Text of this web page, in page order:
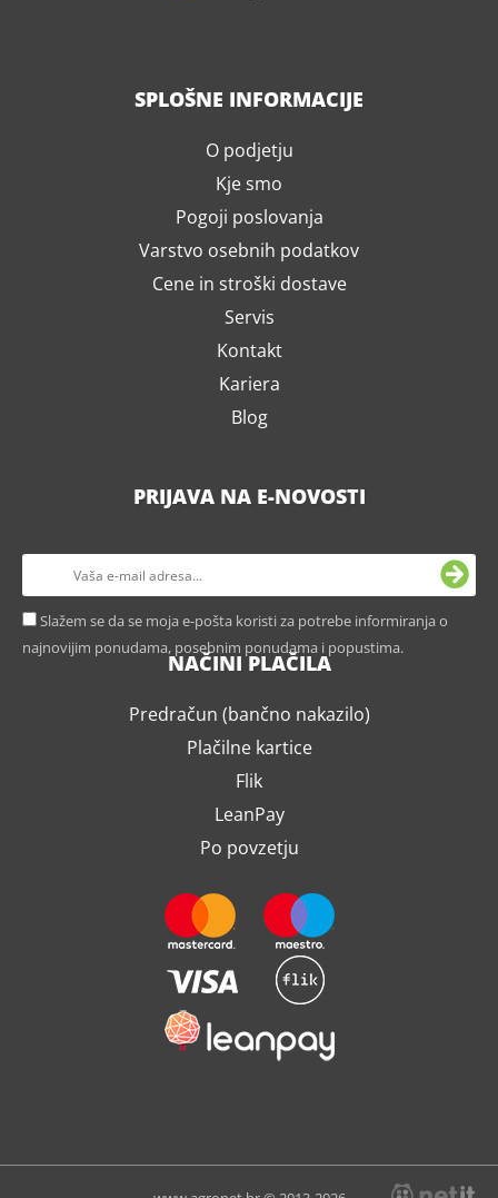
SPLOŠNE INFORMACIJE
O podjetju
Kje smo
Pogoji poslovanja
Varstvo osebnih podatkov
Cene in stroški dostave
Servis
Kontakt
Kariera
Blog
PRIJAVA NA E-NOVOSTI
Slažem se da se moja e-pošta koristi za potrebe informiranja o
najnovijim ponudama, posebnim ponudama i popustima.
NAČINI PLAČILA
Predračun (bančno nakazilo)
Plačilne kartice
Flik
LeanPay
Po povzetju